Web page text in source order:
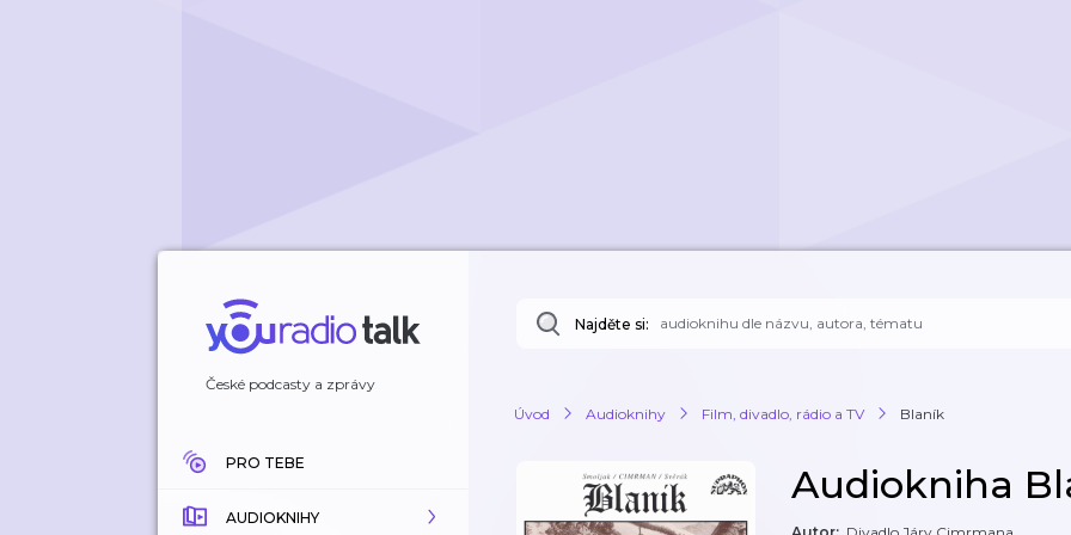
České podcasty a zprávy
PRO TEBE
AUDIOKNIHY
Najděte si:
Úvod Audioknihy Film, divadlo, rádio a TV Blaník
Audiokniha